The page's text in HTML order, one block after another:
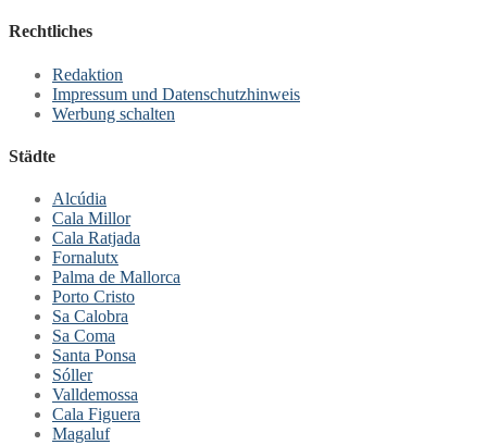
Rechtliches
Redaktion
Impressum und Datenschutzhinweis
Werbung schalten
Städte
Alcúdia
Cala Millor
Cala Ratjada
Fornalutx
Palma de Mallorca
Porto Cristo
Sa Calobra
Sa Coma
Santa Ponsa
Sóller
Valldemossa
Cala Figuera
Magaluf